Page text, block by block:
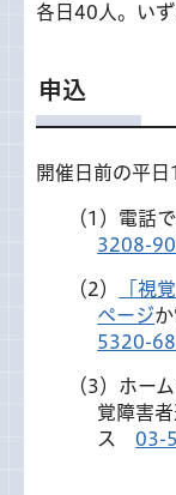
各日40人。い
申込
開催日前の平
（1）電
3208-
（2）
「視
ページ
5320-
（3）ホー
覚障害
ス03-